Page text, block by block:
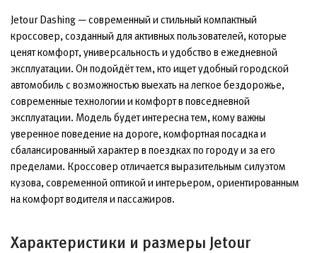
Jetour Dashing — современный и стильный компактный
кроссовер, созданный для активных пользователей, которые
ценят комфорт, универсальность и удобство в ежедневной
эксплуатации. Он подойдёт тем, кто ищет удобный городской
автомобиль с возможностью выехать на легкое бездорожье,
современные технологии и комфорт в повседневной
эксплуатации. Модель будет интересна тем, кому важны
уверенное поведение на дороге, комфортная посадка и
сбалансированный характер в поездках по городу и за его
пределами. Кроссовер отличается выразительным силуэтом
кузова, современной оптикой и интерьером, ориентированным
на комфорт водителя и пассажиров.
Характеристики и размеры Jetour